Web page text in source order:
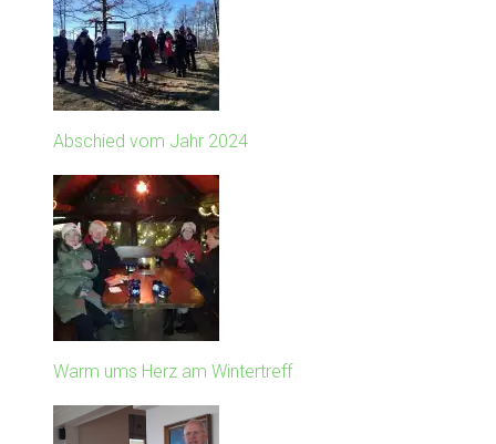
Abschied vom Jahr 2024
Warm ums Herz am Wintertreff